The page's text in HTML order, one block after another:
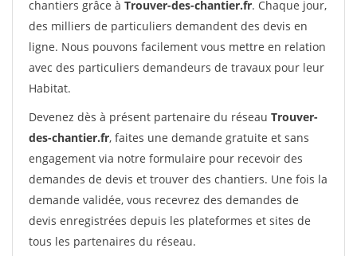
chantiers grâce à Trouver-des-chantier.fr. Chaque jour,
des milliers de particuliers demandent des devis en
ligne. Nous pouvons facilement vous mettre en relation
avec des particuliers demandeurs de travaux pour leur
Habitat.
Devenez dès à présent partenaire du réseau Trouver-
des-chantier.fr, faites une demande gratuite et sans
engagement via notre formulaire pour recevoir des
demandes de devis et trouver des chantiers. Une fois la
demande validée, vous recevrez des demandes de
devis enregistrées depuis les plateformes et sites de
tous les partenaires du réseau.